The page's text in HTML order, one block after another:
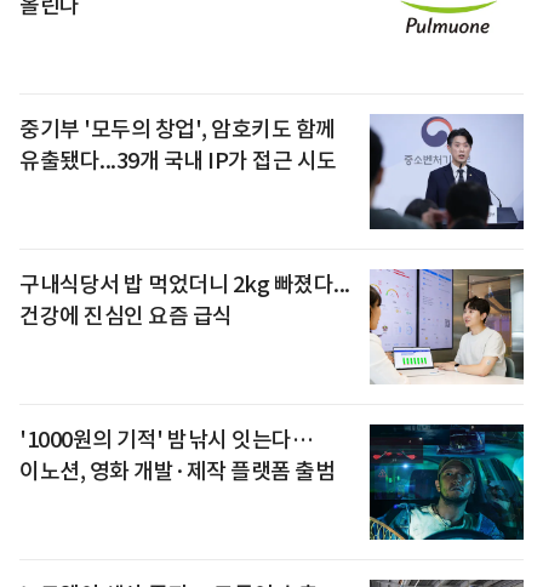
중기부 '모두의 창업', 암호키도 함께
유출됐다...39개 국내 IP가 접근 시도
구내식당서 밥 먹었더니 2kg 빠졌다...
건강에 진심인 요즘 급식
'1000원의 기적' 밤낚시 잇는다…
이노션, 영화 개발·제작 플랫폼 출범